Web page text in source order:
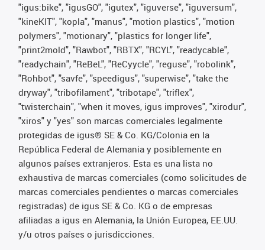
"igus:bike", "igusGO", "igutex", "iguverse", "iguversum",
"kineKIT", "kopla", "manus", "motion plastics", "motion
polymers", "motionary", "plastics for longer life",
"print2mold", "Rawbot", "RBTX", "RCYL", "readycable",
"readychain", "ReBeL", "ReCyycle", "reguse", "robolink",
"Rohbot", "savfe", "speedigus", "superwise", "take the
dryway", "tribofilament", "tribotape", "triflex",
"twisterchain", "when it moves, igus improves", "xirodur",
"xiros" y "yes" son marcas comerciales legalmente
protegidas de igus® SE & Co. KG/Colonia en la
República Federal de Alemania y posiblemente en
algunos países extranjeros. Esta es una lista no
exhaustiva de marcas comerciales (como solicitudes de
marcas comerciales pendientes o marcas comerciales
registradas) de igus SE & Co. KG o de empresas
afiliadas a igus en Alemania, la Unión Europea, EE.UU.
y/u otros países o jurisdicciones.